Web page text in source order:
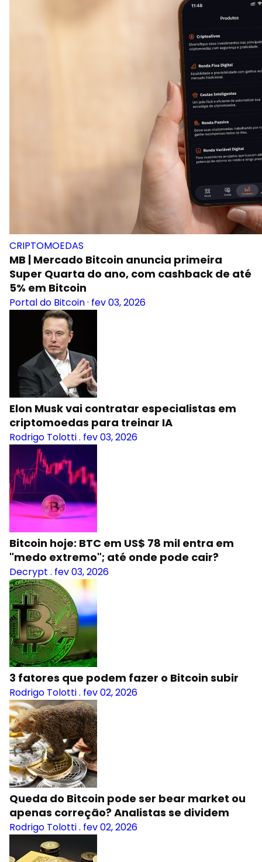
CRIPTOMOEDAS
MB | Mercado Bitcoin anuncia primeira
Super Quarta do ano, com cashback de até
5% em Bitcoin
Portal do Bitcoin· fev 03, 2026
Elon Musk vai contratar especialistas em
criptomoedas para treinar IA
Rodrigo Tolotti. fev 03, 2026
Bitcoin hoje: BTC em US$ 78 mil entra em
"medo extremo"; até onde pode cair?
Decrypt . fev 03, 2026
3 fatores que podem fazer o Bitcoin subir
Rodrigo Tolotti. fev 02, 2026
Queda do Bitcoin pode ser bear market ou
apenas correção? Analistas se dividem
Rodrigo Tolotti. fev 02, 2026